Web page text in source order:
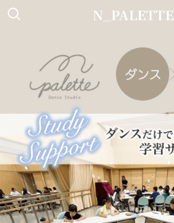
TOP
講師紹介
お客様の声
コース＆料金
N_PALETTE